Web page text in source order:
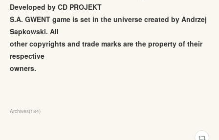
Developed by CD PROJEKT
S.A. GWENT game is set in the universe created by Andrzej
Sapkowski. All
other copyrights and trade marks are the property of their
respective
owners.
Archives(184)